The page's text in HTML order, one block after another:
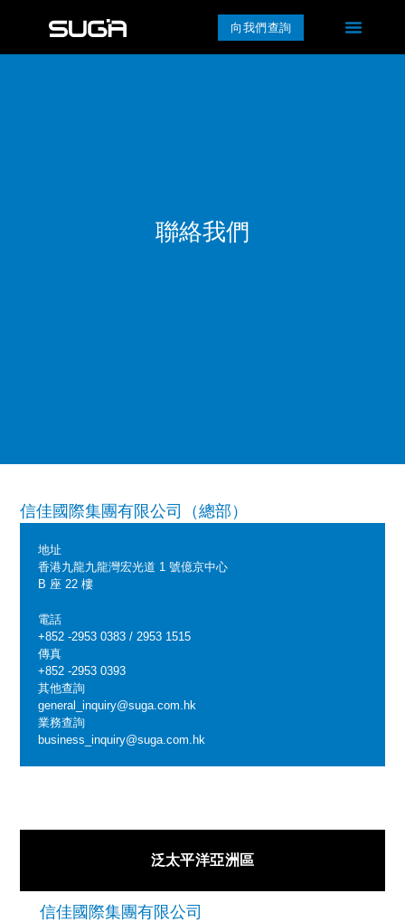
向我們查詢
聯絡我們
信佳國際集團有限公司（總部）
地址
香港九龍九龍灣宏光道 1 號億京中心
B 座 22 樓
電話
+852 -2953 0383 / 2953 1515
傳真
+852 -2953 0393
其他查詢
general_inquiry@suga.com.hk
業務查詢​
business_inquiry@suga.com.hk
泛太平洋亞洲區
信佳國際集團有限公司